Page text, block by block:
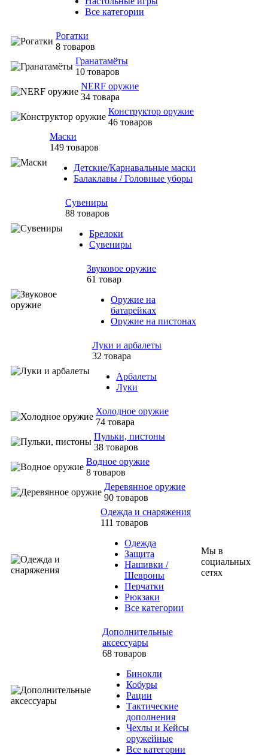
Все категории
Рогатки
8 товаров
Гранатамёты
10 товаров
NERF оружие
34 товара
Конструктор оружие
46 товаров
Маски
149 товаров
Детские/Карнавальные маски
Балаклавы / Головные уборы
Сувениры
88 товаров
Брелоки
Сувениры
Звуковое оружие
61 товар
Оружие на
батарейках
Оружие на пистонах
Луки и арбалеты
32 товара
Арбалеты
Луки
Холодное оружие
74 товара
Пульки, пистоны
38 товаров
Водное оружие
8 товаров
Деревянное оружие
90 товаров
Одежда и снаряжения
111 товаров
Одежда
Защита
Нашивки /
Шевроны
Перчатки
Рюкзаки
Все категории
Дополнительные
аксессуары
68 товаров
Бинокли
Кобуры
Рации
Тактические
дополнения
Чехлы и Кейсы
оружейные
Все категории
Мы в
социальных
сетях